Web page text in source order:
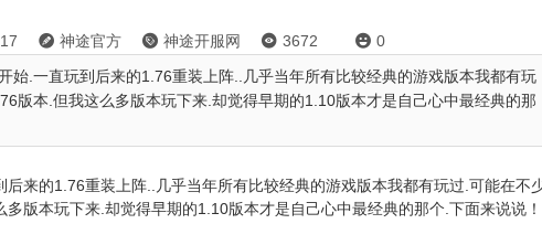
 神途官方  神途开服网  3672  0
始.一直玩到后来的1.76重装上阵..几乎当年所有比较经典的游戏版本我都有玩
版本.但我这么多版本玩下来.却觉得早期的1.10版本才是自己心中最经典的那
来的1.76重装上阵..几乎当年所有比较经典的游戏版本我都有玩过.可能在不
版本玩下来.却觉得早期的1.10版本才是自己心中最经典的那个.下面来说说！